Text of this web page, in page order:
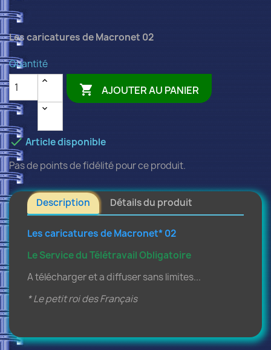
Les caricatures de Macronet 02
Quantité
 AJOUTER AU PANIER
Article disponible
Pas de points de fidélité pour ce produit.
Description Détails du produit
Les caricatures de Macronet* 02
Le Service du Télétravail Obligatoire
A télécharger et a diffuser sans limites...
* Le petit roi des Français